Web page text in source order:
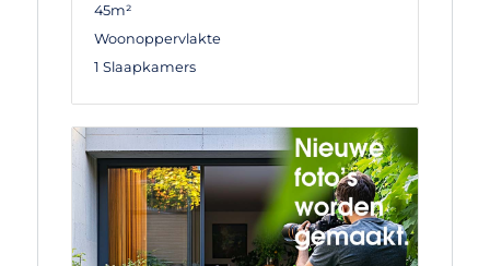
45m²
Woonoppervlakte
1 Slaapkamers